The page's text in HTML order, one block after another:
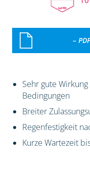
–
Sehr gute
Bedingungen
Breiter
Regenfestigkeit
Kurze Wartezeit